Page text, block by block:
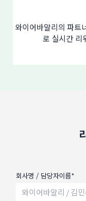
와이어바알리의 파트
로 실시간 리
회사명 / 담당자이름*